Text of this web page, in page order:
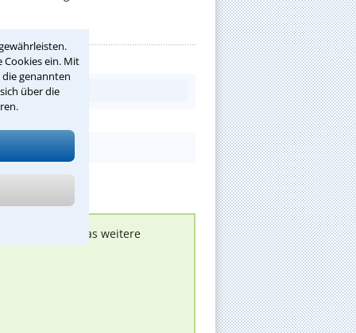
Cookies ein. Mit
genannten
über die
melden, um das weitere